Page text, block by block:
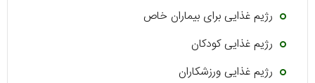
رژیم غذایی برای بیماران خاص
رژیم غذایی کودکان
رژیم غذایی ورزشکاران